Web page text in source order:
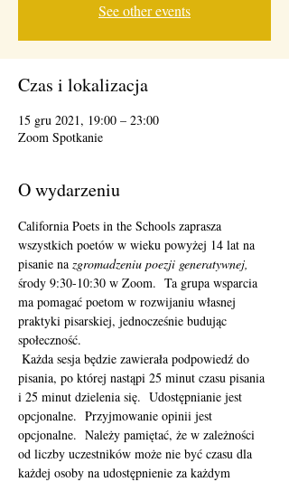
See other events
Czas i lokalizacja
15 gru 2021, 19:00 – 23:00
Zoom Spotkanie
O wydarzeniu
California Poets in the Schools zaprasza
wszystkich poetów w wieku powyżej 14 lat na
pisanie na zgromadzeniu poezji generatywnej,
środy 9:30-10:30 w Zoom.  Ta grupa wsparcia
ma pomagać poetom w rozwijaniu własnej
praktyki pisarskiej, jednocześnie budując
społeczność.
pisania, po której nastąpi 25 minut czasu pisania
i 25 minut dzielenia się.  Udostępnianie jest
opcjonalne.  Przyjmowanie opinii jest
opcjonalne.  Należy pamiętać, że w zależności
od liczby uczestników może nie być czasu dla
każdej osoby na udostępnienie za każdym